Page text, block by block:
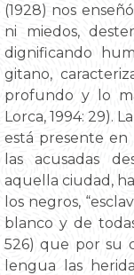
(1928) nos
ni miedos,
dignificando
gitano,
profundo y lo
Lorca, 1994: 29).
está presente en
las acusadas
aquella ciudad,
los negros,
blanco y de
526) que por su
lengua las